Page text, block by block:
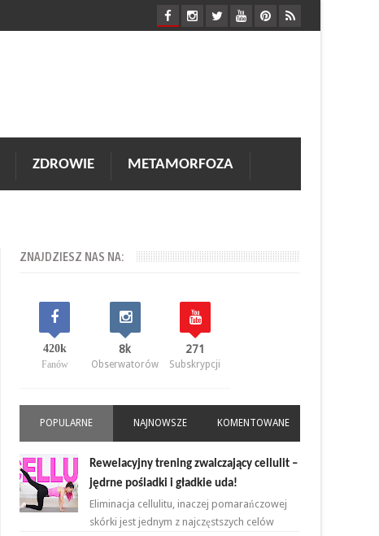
ZDROWIE METAMORFOZA
ZNAJDZIESZ NAS NA:
420k
Fanów
8k
Obserwatorów
271
Subskrypcji
POPULARNE NAJNOWSZE KOMENTOWANE
Rewelacyjny trening zwalczający cellulit –
jędrne pośladki i gładkie uda!
Eliminacja cellulitu, inaczej pomarańczowej
skórki jest jednym z najczęstszych celów